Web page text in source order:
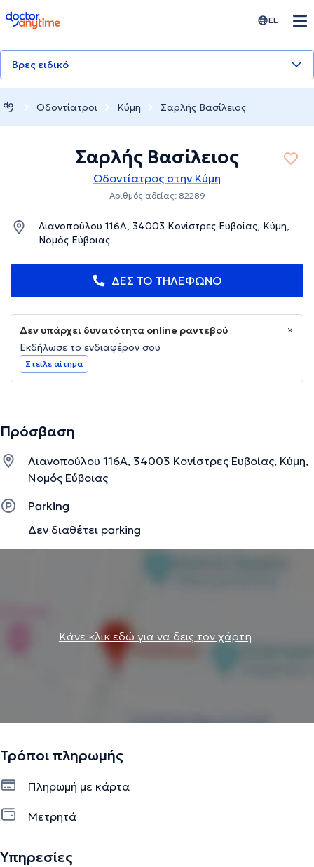
doctoranytime EL
Βρες ειδικό
Οδοντίατροι Κύμη Σαρλής Βασίλειος
Σαρλής Βασίλειος
Οδοντίατρος στην Κύμη
Αριθμός αδείας: 82289
Λιανοπούλου 116Α, 34003 Κονίστρες Ευβοίας, Κύμη,
Νομός Εύβοιας
ΔΕΣ ΤΟ ΤΗΛΕΦΩΝΟ
Δεν υπάρχει δυνατότητα online ραντεβού
Εκδήλωσε το ενδιαφέρον σου
Στείλε αίτημα
Πρόσβαση
Λιανοπούλου 116Α, 34003 Κονίστρες Ευβοίας, Κύμη,
Νομός Εύβοιας
Parking
Δεν διαθέτει parking
Κάνε κλικ εδώ για να δεις τον χάρτη
Τρόποι πληρωμής
Πληρωμή με κάρτα
Μετρητά
Υπηρεσίες